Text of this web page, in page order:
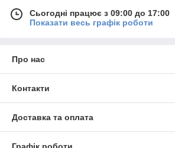
Сьогодні працює з 09:00 до 17:00
Показати весь графік роботи
Про нас
Контакти
Доставка та оплата
Графік роботи